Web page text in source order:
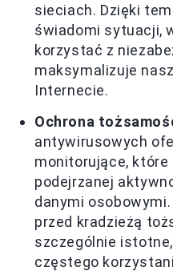
sieciach. Dzięki
świadomi sytuacji,
korzystać z
maksymalizuje
Internecie.
Ochrona
antywirusowych
monitorujące,
podejrzanej
danymi
przed kradzieżą
szczególnie
częstego